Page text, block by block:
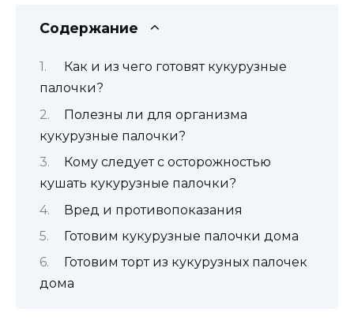
Содержание
Как и из чего готовят кукурузные
палочки?
Полезны ли для организма
кукурузные палочки?
Кому следует с осторожностью
кушать кукурузные палочки?
Вред и противопоказания
Готовим кукурузные палочки дома
Готовим торт из кукурузных палочек
дома